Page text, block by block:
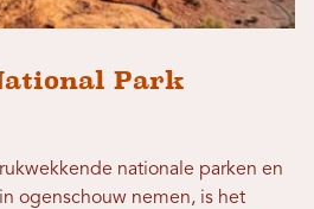
Park
nationale parken en
ogenschouw nemen, is het